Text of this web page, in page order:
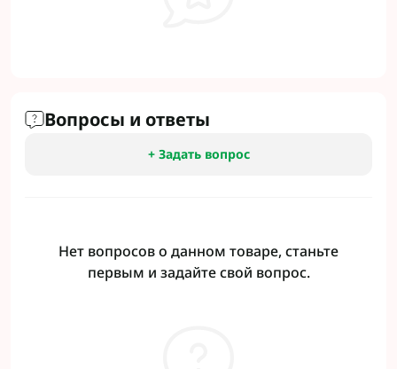
Вопросы и ответы
+ Задать вопрос
Нет вопросов о данном товаре, станьте
первым и задайте свой вопрос.